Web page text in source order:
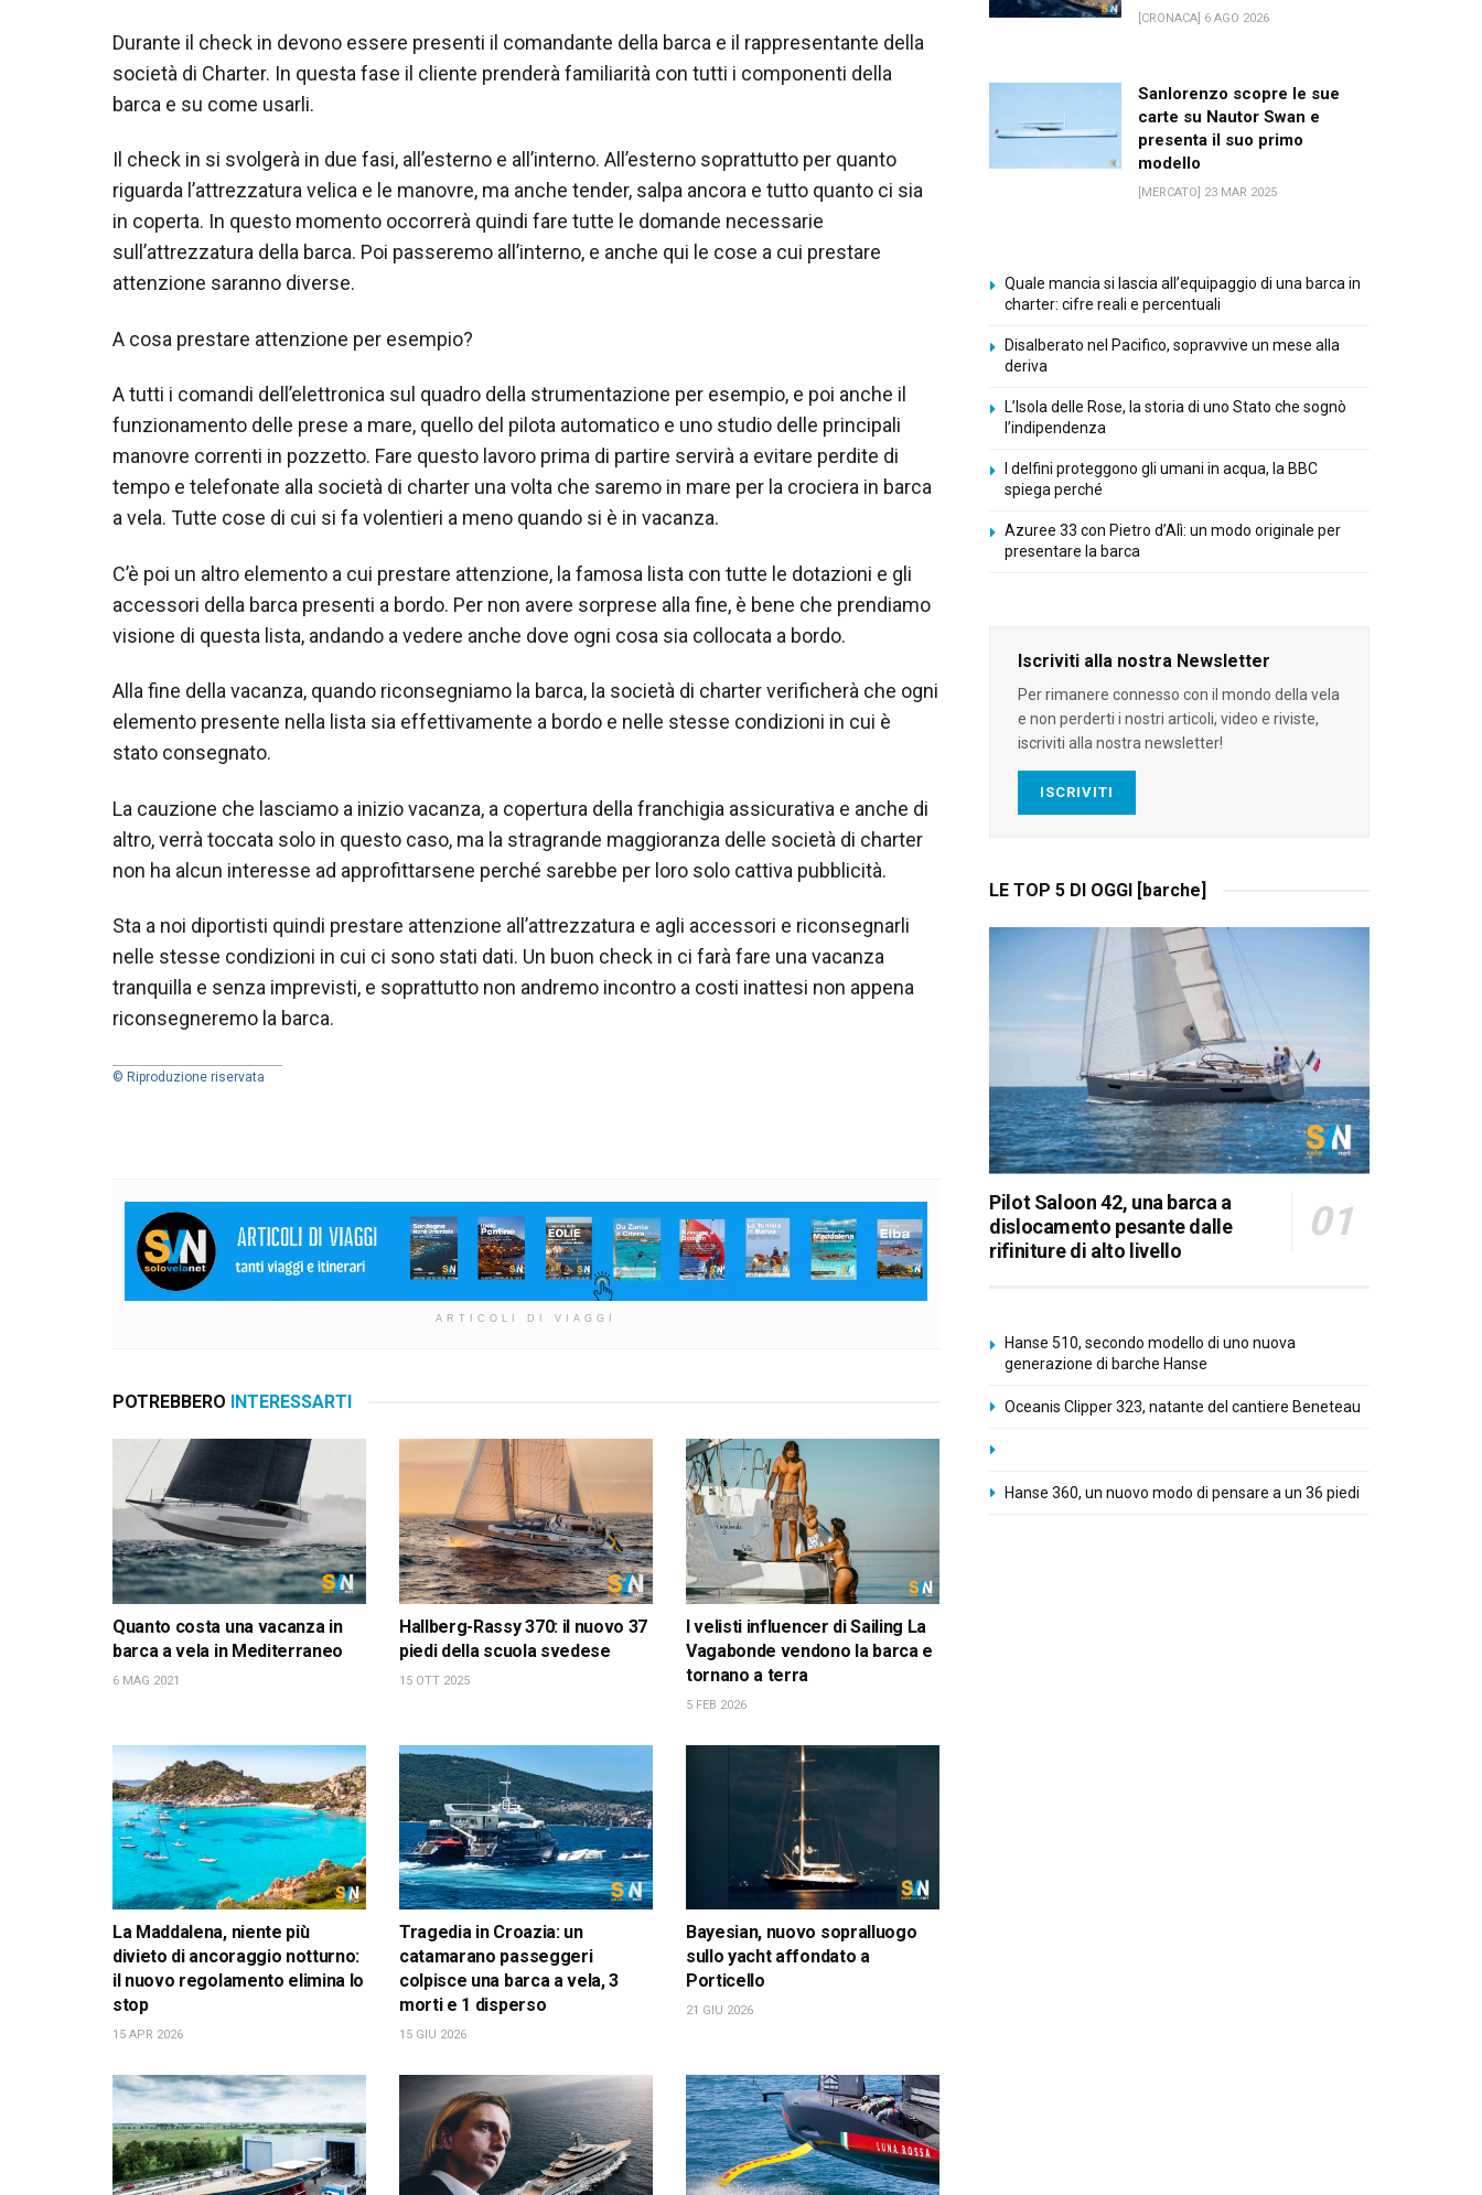
Durante il check in devono essere presenti il comandante della barca e il rappresentante della
società di Charter. In questa fase il cliente prenderà familiarità con tutti i componenti della
barca e su come usarli.
Il check in si svolgerà in due fasi, all’esterno e all’interno. All’esterno soprattutto per quanto
riguarda l’attrezzatura velica e le manovre, ma anche tender, salpa ancora e tutto quanto ci sia
in coperta. In questo momento occorrerà quindi fare tutte le domande necessarie
sull’attrezzatura della barca. Poi passeremo all’interno, e anche qui le cose a cui prestare
attenzione saranno diverse.
A cosa prestare attenzione per esempio?
A tutti i comandi dell’elettronica sul quadro della strumentazione per esempio, e poi anche il
funzionamento delle prese a mare, quello del pilota automatico e uno studio delle principali
manovre correnti in pozzetto. Fare questo lavoro prima di partire servirà a evitare perdite di
tempo e telefonate alla società di charter una volta che saremo in mare per la crociera in barca
a vela. Tutte cose di cui si fa volentieri a meno quando si è in vacanza.
C’è poi un altro elemento a cui prestare attenzione, la famosa lista con tutte le dotazioni e gli
accessori della barca presenti a bordo. Per non avere sorprese alla fine, è bene che prendiamo
visione di questa lista, andando a vedere anche dove ogni cosa sia collocata a bordo.
Alla fine della vacanza, quando riconsegniamo la barca, la società di charter verificherà che ogni
elemento presente nella lista sia effettivamente a bordo e nelle stesse condizioni in cui è
stato consegnato.
La cauzione che lasciamo a inizio vacanza, a copertura della franchigia assicurativa e anche di
altro, verrà toccata solo in questo caso, ma la stragrande maggioranza delle società di charter
non ha alcun interesse ad approfittarsene perché sarebbe per loro solo cattiva pubblicità.
Sta a noi diportisti quindi prestare attenzione all’attrezzatura e agli accessori e riconsegnarli
nelle stesse condizioni in cui ci sono stati dati. Un buon check in ci farà fare una vacanza
tranquilla e senza imprevisti, e soprattutto non andremo incontro a costi inattesi non appena
riconsegneremo la barca.
© Riproduzione riservata
ARTICOLI DI VIAGGI
POTREBBERO INTERESSARTI
Quanto costa una vacanza in
barca a vela in Mediterraneo
6 MAG 2021
Hallberg-Rassy 370: il nuovo 37
piedi della scuola svedese
15 OTT 2025
I velisti influencer di Sailing La
Vagabonde vendono la barca e
tornano a terra
5 FEB 2026
La Maddalena, niente più
divieto di ancoraggio notturno:
il nuovo regolamento elimina lo
stop
15 APR 2026
Tragedia in Croazia: un
catamarano passeggeri
colpisce una barca a vela, 3
morti e 1 disperso
15 GIU 2026
Bayesian, nuovo sopralluogo
sullo yacht affondato a
Porticello
21 GIU 2026
[CRONACA] 6 AGO 2026
Sanlorenzo scopre le sue
carte su Nautor Swan e
presenta il suo primo
modello
[MERCATO] 23 MAR 2025
Quale mancia si lascia all’equipaggio di una barca in
charter: cifre reali e percentuali
Disalberato nel Pacifico, sopravvive un mese alla
deriva
L’Isola delle Rose, la storia di uno Stato che sognò
l’indipendenza
I delfini proteggono gli umani in acqua, la BBC
spiega perché
Azuree 33 con Pietro d’Alì: un modo originale per
presentare la barca
Iscriviti alla nostra Newsletter
Per rimanere connesso con il mondo della vela
e non perderti i nostri articoli, video e riviste,
iscriviti alla nostra newsletter!
ISCRIVITI
LE TOP 5 DI OGGI [barche]
Pilot Saloon 42, una barca a
dislocamento pesante dalle
rifiniture di alto livello
Hanse 510, secondo modello di uno nuova
generazione di barche Hanse
Oceanis Clipper 323, natante del cantiere Beneteau
Hanse 360, un nuovo modo di pensare a un 36 piedi